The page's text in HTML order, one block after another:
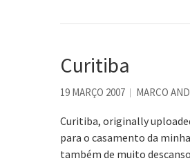
Curitiba
19 MARÇO 2007 MARCO
Curitiba, originally
para o casamento da
também de muito